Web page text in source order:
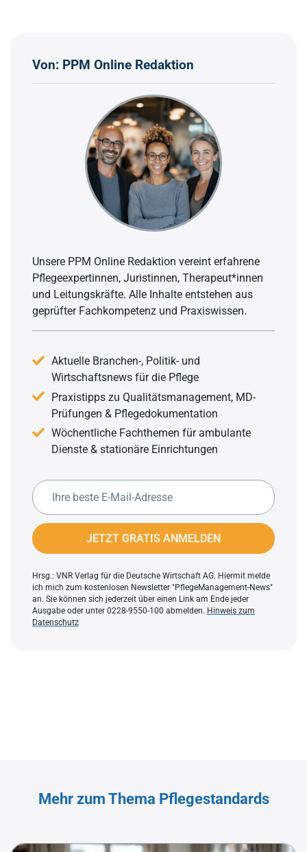
Von: PPM Online Redaktion
Unsere PPM Online Redaktion vereint erfahrene
Pflegeexpertinnen, Juristinnen, Therapeut*innen
und Leitungskräfte. Alle Inhalte entstehen aus
geprüfter Fachkompetenz und Praxiswissen.
Aktuelle Branchen-, Politik- und
Wirtschaftsnews für die Pflege
Praxistipps zu Qualitätsmanagement, MD-
Prüfungen & Pflegedokumentation
Wöchentliche Fachthemen für ambulante
Dienste & stationäre Einrichtungen
JETZT GRATIS ANMELDEN
Hrsg.: VNR Verlag für die Deutsche Wirtschaft AG. Hiermit melde
ich mich zum kostenlosen Newsletter "PflegeManagement-News"
an. Sie können sich jederzeit über einen Link am Ende jeder
Ausgabe oder unter 0228-9550-100 abmelden. Hinweis zum
Datenschutz
Mehr zum Thema Pflegestandards